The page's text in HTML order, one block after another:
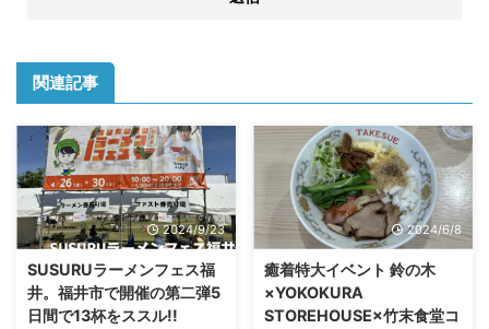
関連記事
2024/9/23
SUSURUラーメンフェス福
井。福井市で開催の第二弾5
日間で13杯をススル!!
2024/6/8
癒着特大イベント 鈴の木
×YOKOKURA
STOREHOUSE×竹末食堂コ